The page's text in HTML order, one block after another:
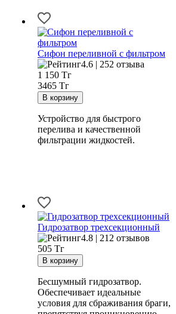
Сифон переливной с фильтром
4.6 | 252 отзыва
1 150 Тг
3465 Тг
Устройство для быстрого
перелива и качественной
фильтрации жидкостей.
Гидрозатвор трехсекционный
4.8 | 212 отзывов
505 Тг
Бесшумный гидрозатвор.
Обеспечивает идеальные
условия для сбраживания браги,